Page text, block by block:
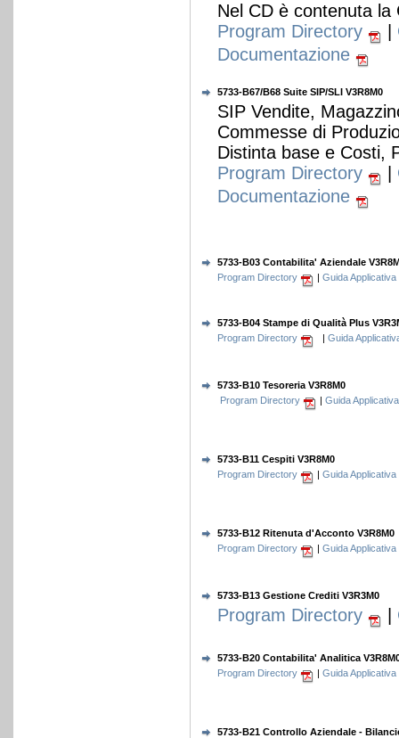
Nel CD è contenuta
Program Directory
Documentazione
5733-B67/B68 Suite SIP/SLI V3R8M0
SIP Vendite,
Commesse di
Distinta base e Costi,
Program Directory
Documentazione
5733-B03 Contabilita' Aziendale
Program Directory
| Guida Applicativa
5733-B04 Stampe di Qualità Plus
Program Directory
| Guida
5733-B10 Tesoreria V3R8M0
Program Directory
| Guida Applicativa
5733-B11 Cespiti V3R8M0
Program Directory
| Guida Applicativa
5733-B12 Ritenuta d'Acconto V3R8M0
Program Directory
| Guida Applicativa
5733-B13 Gestione Crediti V3R3M0
Program Directory
5733-B20 Contabilita' Analitica
Program Directory
| Guida Applicativa
5733-B21 Controllo Aziendale -